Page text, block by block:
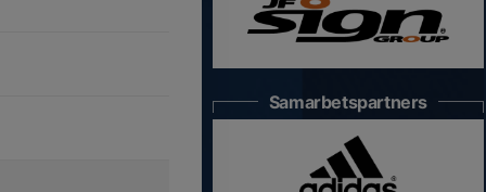
Samarbetspartners